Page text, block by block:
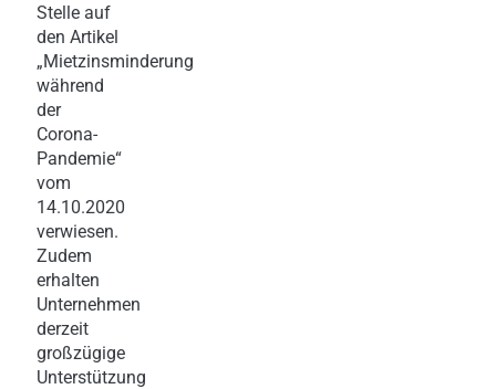
Stelle auf
den Artikel
„Mietzinsminderung
während
der
Corona-
Pandemie“
vom
14.10.2020
verwiesen.
Zudem
erhalten
Unternehmen
derzeit
großzügige
Unterstützung